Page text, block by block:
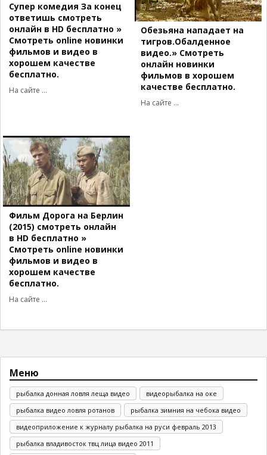
Супер комедия За конец
ответишь смотреть
онлайн в HD бесплатно »
Смотреть online новинки
фильмов и видео в
хорошем качестве
бесплатно.
На сайте ...
Обезьяна нападает на
тигров.Обалденное
видео.» Смотреть
онлайн новинки
фильмов в хорошем
качестве бесплатно.
На сайте ...
Фильм Дорога на Берлин
(2015) смотреть онлайн
в HD бесплатно »
Смотреть online новинки
фильмов и видео в
хорошем качестве
бесплатно.
На сайте ...
Меню
рыбалка донная ловля леща видео
видеорыбалка на оке
рыбалка видео ловля ротанов
рыбалка зимния на чебока видео
видеоприложение к журналу рыбалка на руси февраль 2013
рыбалка владивосток твц лица видео 2011